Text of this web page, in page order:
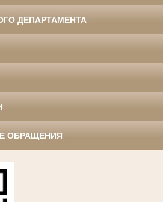
ДЕПАРТАМЕНТА
ОБРАЩЕНИЯ